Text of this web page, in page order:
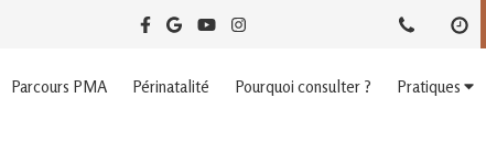
Parcours PMA Périnatalité Pourquoi consulter ? Pratiques